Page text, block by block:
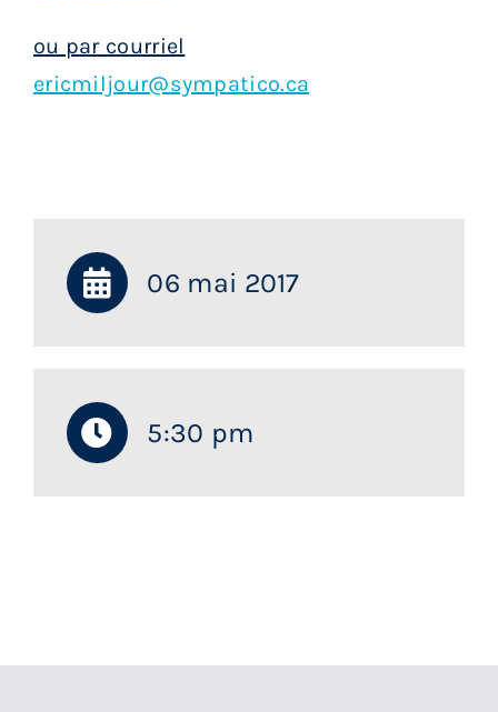
ou par courriel
ericmiljour@sympatico.ca
06 mai 2017
5:30 pm